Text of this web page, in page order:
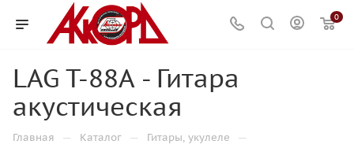
0
LAG T-88A - Гитара
акустическая
Главная — Каталог — Гитары, укулеле —